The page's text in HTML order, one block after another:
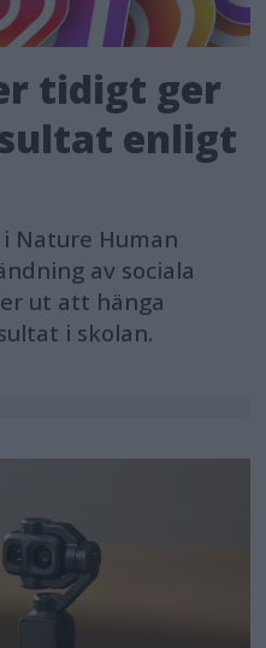
tidigt ger
enligt
Nature Human
av sociala
ut att hänga
i skolan.